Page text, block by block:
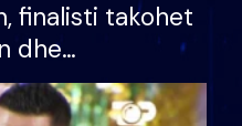
finalisti takohet
dhe
ndonjë letër